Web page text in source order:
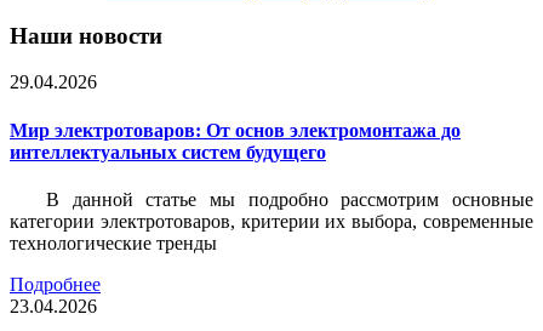
Наши новости
29.04.2026
Мир электротоваров: От основ электромонтажа до
интеллектуальных систем будущего
В данной статье мы подробно рассмотрим основные
категории электротоваров, критерии их выбора, современные
технологические тренды
Подробнее
23.04.2026